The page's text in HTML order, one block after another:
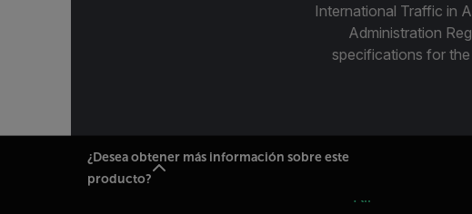
International Traffic in
Administration
specifications for
¿Desea obtener más información sobre este
producto?
Flir